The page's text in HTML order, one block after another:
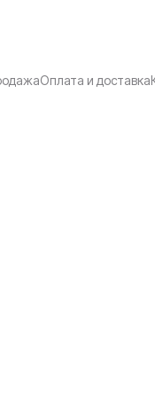
Оплата и доставка